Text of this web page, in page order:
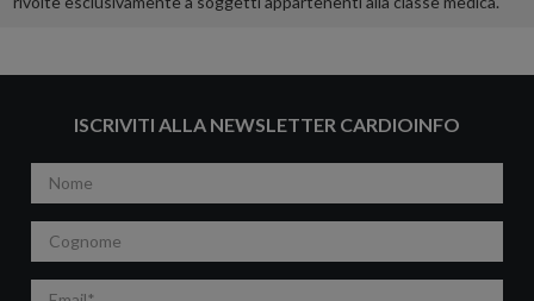
ISCRIVITI ALLA NEWSLETTER CARDIOINFO
Nome
Cognome
Email